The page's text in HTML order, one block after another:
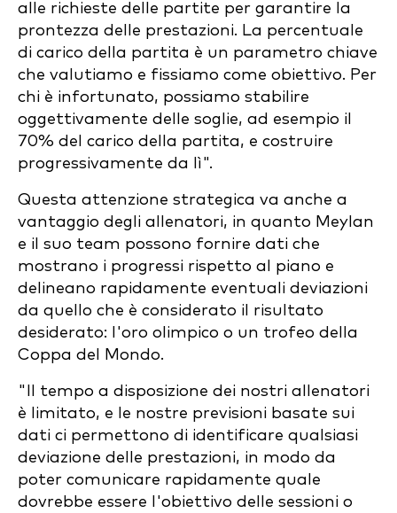
alle richieste delle partite per garantire la
prontezza delle prestazioni. La percentuale
di carico della partita è un parametro chiave
che valutiamo e fissiamo come obiettivo. Per
chi è infortunato, possiamo stabilire
oggettivamente delle soglie, ad esempio il
70% del carico della partita, e costruire
progressivamente da lì".
Questa attenzione strategica va anche a
vantaggio degli allenatori, in quanto Meylan
e il suo team possono fornire dati che
mostrano i progressi rispetto al piano e
delineano rapidamente eventuali deviazioni
da quello che è considerato il risultato
desiderato: l'oro olimpico o un trofeo della
Coppa del Mondo.
"Il tempo a disposizione dei nostri allenatori
è limitato, e le nostre previsioni basate sui
dati ci permettono di identificare qualsiasi
deviazione delle prestazioni, in modo da
poter comunicare rapidamente quale
dovrebbe essere l'obiettivo delle sessioni o